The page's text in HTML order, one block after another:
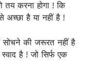
करना होगा ! कि
है या नहीं है !
की जरूरत नहीं है
है ! जो सिर्फ एक